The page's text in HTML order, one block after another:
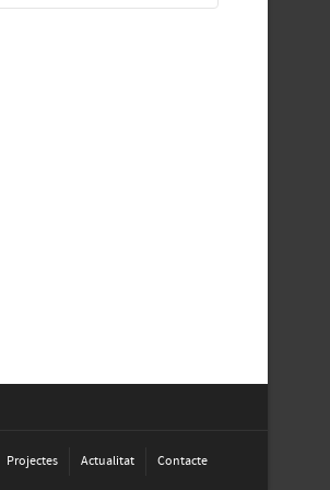
Projectes Actualitat Contacte